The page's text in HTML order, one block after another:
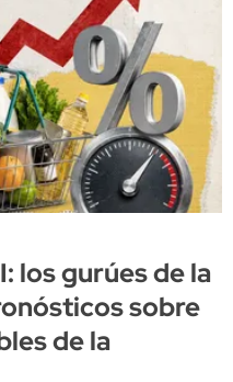
los gurúes de la
sobre
de la